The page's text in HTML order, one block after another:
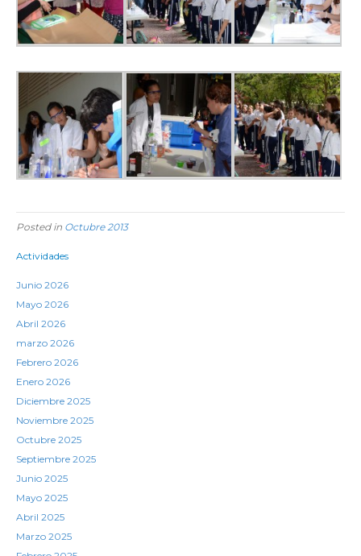
Posted in Octubre 2013
Actividades
Junio 2026
Mayo 2026
Abril 2026
marzo 2026
Febrero 2026
Enero 2026
Diciembre 2025
Noviembre 2025
Octubre 2025
Septiembre 2025
Junio 2025
Mayo 2025
Abril 2025
Marzo 2025